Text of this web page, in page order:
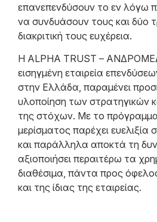
επανεπενδύσουν το εν λόγω
να συνδυάσουν τους και δύο
διακριτική τους ευχέρεια.
Η ALPHA TRUST –
εισηγμένη εταιρεία
στην Ελλάδα, παραμένει
υλοποίηση των στρατηγικών
της στόχων. Με το
μερίσματος παρέχει
και παράλληλα αποκτά τη
αξιοποιήσει περαιτέρω τα
διαθέσιμα, πάντα προς
και της ίδιας της εταιρείας.